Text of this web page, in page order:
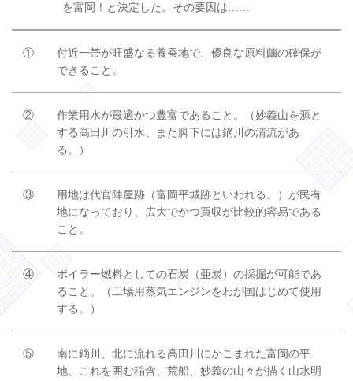
を富岡！と決定した。その要因は……
①
付近一帯が旺盛なる養蚕地で、優良な原料繭の確保が
できること。
②
作業用水が最適かつ豊富であること。（妙義山を源と
する高田川の引水、また脚下には鏑川の清流があ
る。）
③
用地は代官陣屋跡（富岡平城跡といわれる。）が民有
地になっており、広大でかつ買収が比較的容易である
こと。
④
ボイラー燃料としての石炭（亜炭）の採掘が可能であ
ること。（工場用蒸気エンジンをわが国はじめて使用
する。）
⑤
南に鏑川、北に流れる高田川にかこまれた富岡の平
地、これを囲む稲含、荒船、妙義の山々が描く山水明